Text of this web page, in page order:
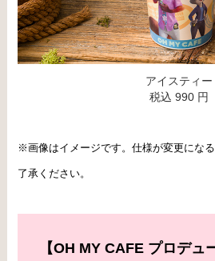
アイスティー
税込 990 円
※画像はイメージです。仕様が変更にな
了承ください。
【OH MY CAFE プロデュ